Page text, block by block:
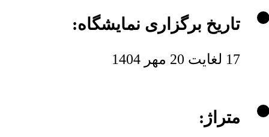
تاریخ برگزاری نمایشگاه:
17 لغایت 20 مهر 1404
متراژ: